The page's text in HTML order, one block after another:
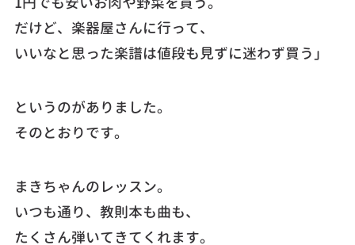
だけど、楽器屋さんに行って、
いいなと思った楽譜は値段も見ずに迷わず買う」
というのがありました。
そのとおりです。
まきちゃんのレッスン。
いつも通り、教則本も曲も、
たくさん弾いてきてくれます。